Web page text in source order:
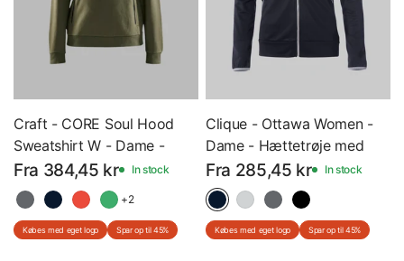
Craft - CORE Soul Hood
Sweatshirt W - Dame -
Hættetrøje - 1910629 -
Med Eget Logo
Fra 384,45 kr In stock
+2
Købes med eget logo Spar op til 45%
Clique - Ottawa Women -
Dame - Hættetrøje med
lynlås - 021065 - Med Eget
Logo
Fra 285,45 kr In stock
Købes med eget logo Spar op til 45%